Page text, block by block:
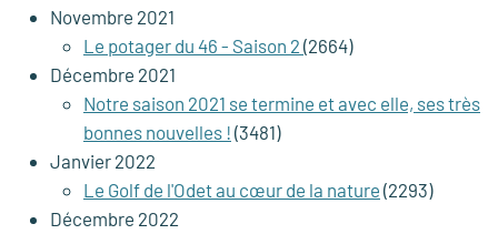
Novembre 2021
Le potager du 46 - Saison 2 (2664)
Décembre 2021
Notre saison 2021 se termine et avec elle, ses très
bonnes nouvelles ! (3481)
Janvier 2022
Le Golf de l'Odet au cœur de la nature (2293)
Décembre 2022